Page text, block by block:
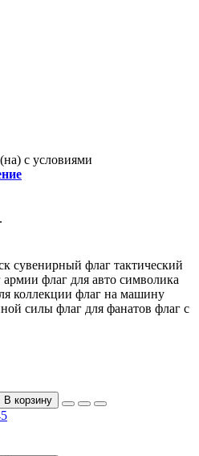
с условиями
сувенирный флаг тактический
армии флаг для авто символика
коллекции флаг на машину
силы флаг для фанатов флаг с
В корзину